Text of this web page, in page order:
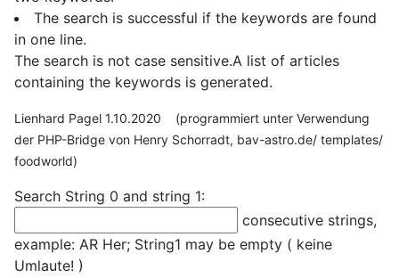
The search is successful if the keywords are found
in one line.
The search is not case sensitive.A list of articles
containing the keywords is generated.
Lienhard Pagel 1.10.2020 (programmiert unter Verwendung
der PHP-Bridge von Henry Schorradt, bav-astro.de/ templates/
foodworld)
Search String 0 and string 1:
consecutive strings,
example: AR Her; String1 may be empty ( keine
Umlaute! )